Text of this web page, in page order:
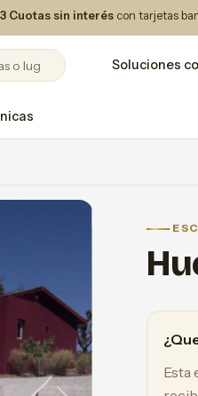
3 Cuotas sin interés con tarjetas
Soluciones
Esta